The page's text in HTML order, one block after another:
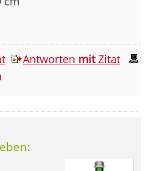
Antworten mitZitat